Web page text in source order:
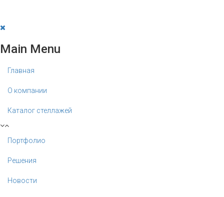
Main Menu
Главная
О компании
Каталог стеллажей
Портфолио
Решения
Новости